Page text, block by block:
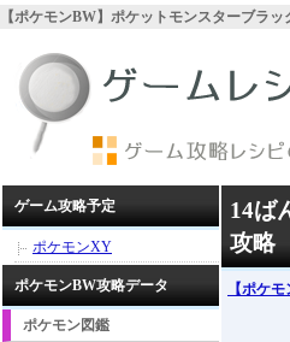
【ポケモンBW】ポケットモンスターブラ
14ば
攻略
【ポケ
ゲーム攻略予定
ポケモンXY
ポケモンBW攻略データ
ポケモン図鑑